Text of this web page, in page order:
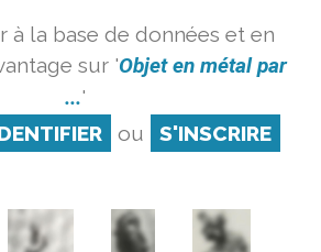
à la base de données et en
sur 'Objet en métal par
...'
ou S'INSCRIRE